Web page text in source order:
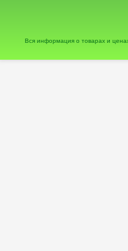
Вся информация о товарах и